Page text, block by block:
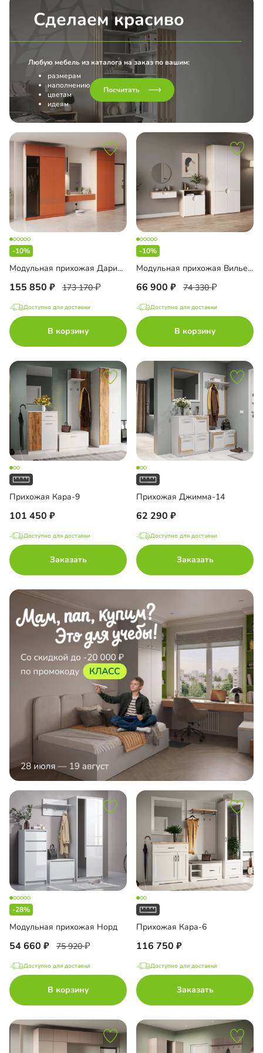
Сделаем красиво
Любую мебель из каталога на заказ по вашим:
размерам
наполнению
цветам
идеям
Посчитать
-10%
Модульная прихожая Дарио-2
155 850 173 170
Доступно для доставки
В корзину
-10%
Модульная прихожая Вильена
66 900 74 330
Доступно для доставки
В корзину
Прихожая Кара-9
101 450
Доступно для доставки
Заказать
Прихожая Джимма-14
62 290
Доступно для доставки
Заказать
-28%
Модульная прихожая Норд
54 660 75 920
Доступно для доставки
В корзину
Прихожая Кара-6
116 750
Доступно для доставки
Заказать